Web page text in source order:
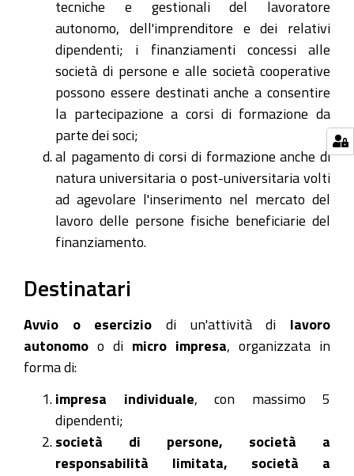
tecniche e gestionali del lavoratore
autonomo, dell'imprenditore e dei relativi
dipendenti; i finanziamenti concessi alle
società di persone e alle società cooperative
possono essere destinati anche a consentire
la partecipazione a corsi di formazione da
parte dei soci;
al pagamento di corsi di formazione anche di
natura universitaria o post-universitaria volti
ad agevolare l'inserimento nel mercato del
lavoro delle persone fisiche beneficiarie del
finanziamento.
Destinatari
Avvio o esercizio di un'attività di lavoro
autonomo o di micro impresa , organizzata in
forma di:
impresa individuale , con massimo 5
dipendenti;
società di persone, società a
responsabilità limitata, società a